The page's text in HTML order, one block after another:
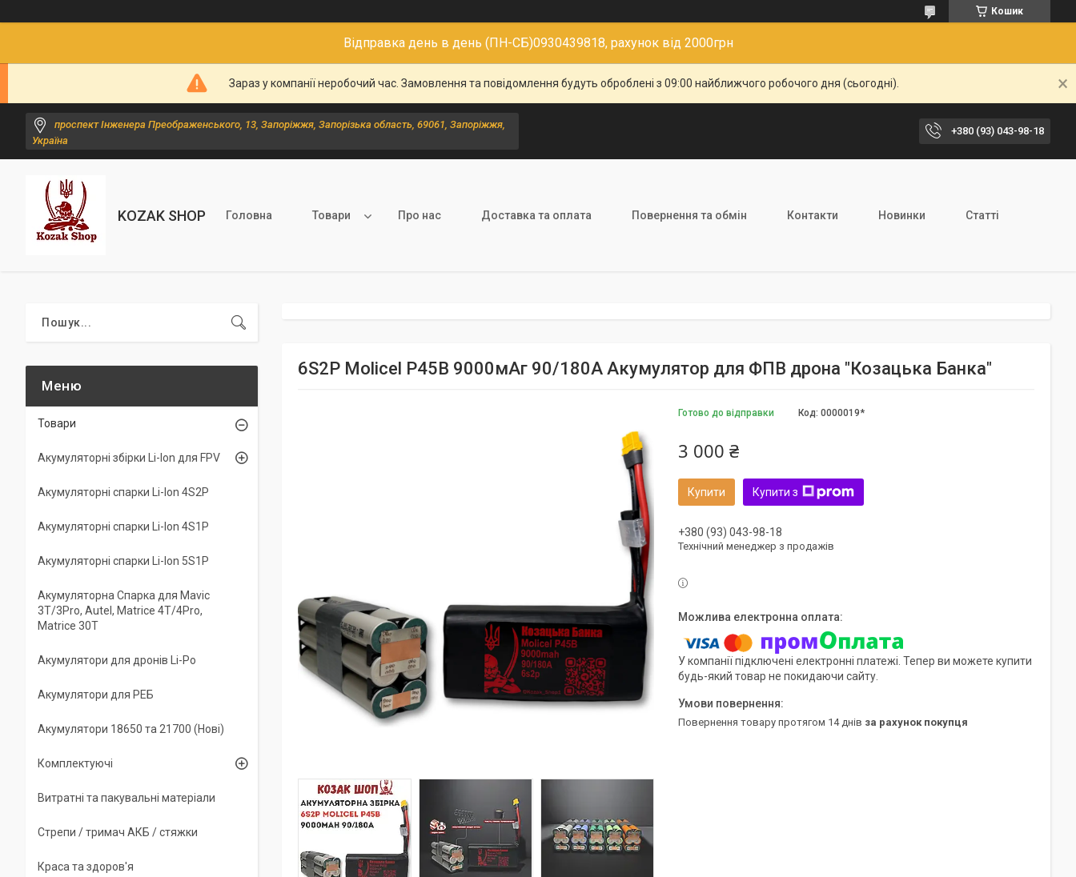
Кошик
Відправка день в день (ПН-СБ)0930439818, рахунок від 2000грн
Зараз у компанії неробочий час. Замовлення та повідомлення будуть оброблені з 09:00 найближчого робочого дня (сьогодні).
проспект Інженера Преображенського, 13, Запоріжжя, Запорізька область, 69061, Запоріжжя,
Україна
+380 (93) 043-98-18
KOZAK SHOP Головна Товари Про нас Доставка та оплата Повернення та обмін Контакти Новинки Статті
6S2P Molicel P45B 9000мАг 90/180A Акумулятор для ФПВ дрона "Козацька Банка"
Готово до відправки Код: 0000019*
3 000 ₴
Купити Купити з
+380 (93) 043-98-18
Технічний менеджер з продажів
У компанії підключені електронні платежі. Тепер ви можете купити
будь-який товар не покидаючи сайту.
повернення товару протягом 14 днів за рахунок покупця
Товари
Акумуляторні збірки Li-Ion для FPV
Акумуляторні спарки Li-Ion 4S2P
Акумуляторні спарки Li-Ion 4S1P
Акумуляторні спарки Li-Ion 5S1P
Акумуляторна Спарка для Mavic
3T/3Pro, Autel, Matrice 4T/4Pro,
Matrice 30T
Акумулятори для дронів Li-Po
Акумулятори для РЕБ
Акумулятори 18650 та 21700 (Нові)
Комплектуючі
Витратні та пакувальні матеріали
Стрепи / тримач АКБ / стяжки
Краса та здоров'я